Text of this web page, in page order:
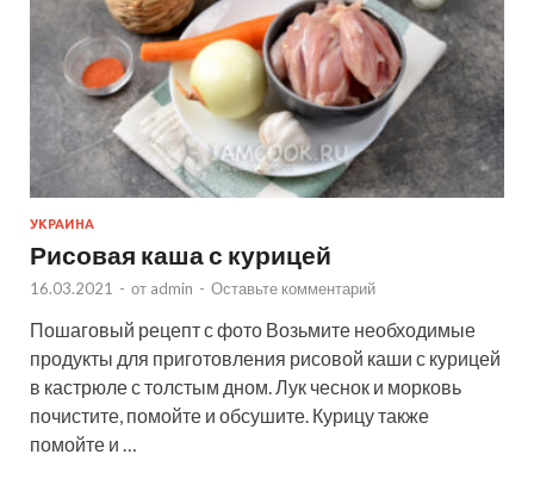
УКРАИНА
Рисовая каша с курицей
16.03.2021 - от admin - Оставьте комментарий
Пошаговый рецепт с фото Возьмите необходимые
продукты для приготовления рисовой каши с курицей
в кастрюле с толстым дном. Лук чеснок и морковь
почистите, помойте и обсушите. Курицу также
помойте и …